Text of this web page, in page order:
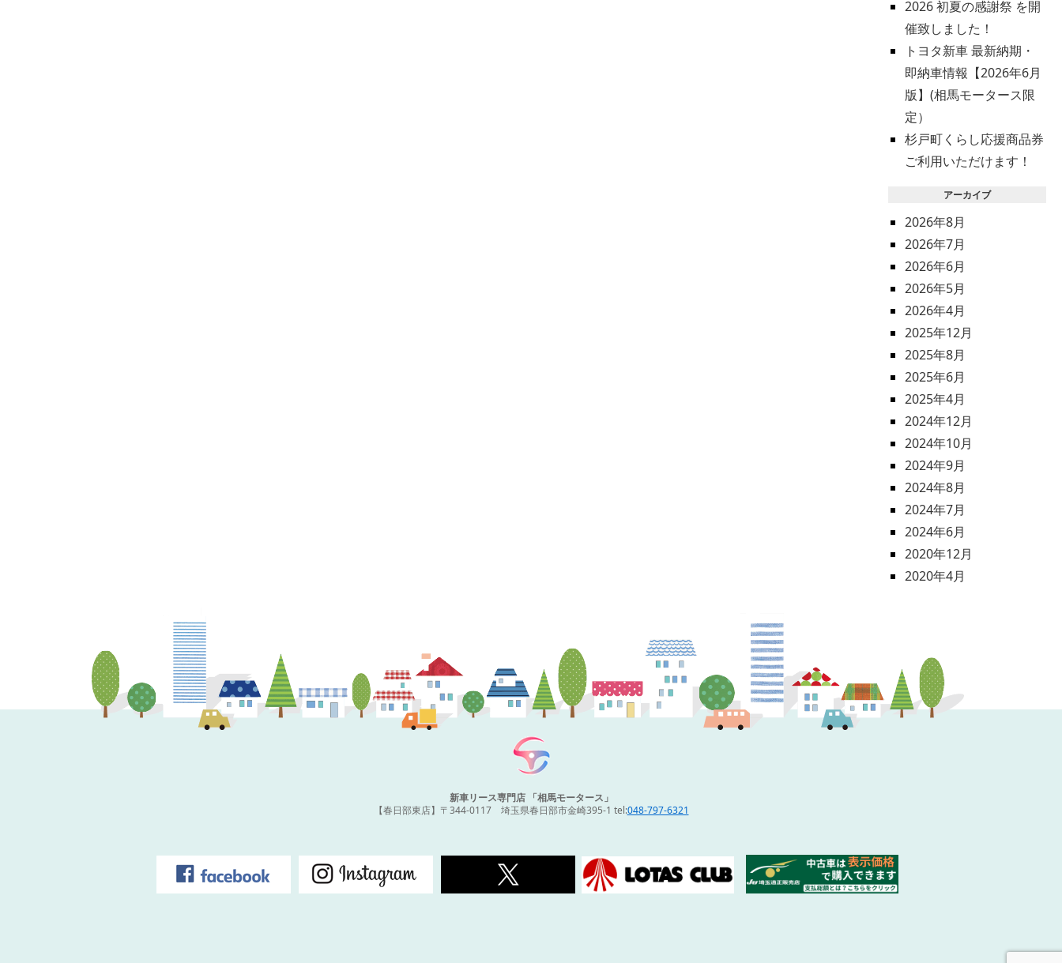
2026 初夏の感謝祭 を開
催致しました！
トヨタ新車 最新納期・
即納車情報【2026年6月
版】(相馬モータース限
定）
杉戸町くらし応援商品券
ご利用いただけます！
アーカイブ
2026年8月
2026年7月
2026年6月
2026年5月
2026年4月
2025年12月
2025年8月
2025年6月
2025年4月
2024年12月
2024年10月
2024年9月
2024年8月
2024年7月
2024年6月
2020年12月
2020年4月
新車リース専門店 「相馬モータース」
【春日部東店】〒344-0117 埼玉県春日部市金崎395-1 tel:048-797-6321